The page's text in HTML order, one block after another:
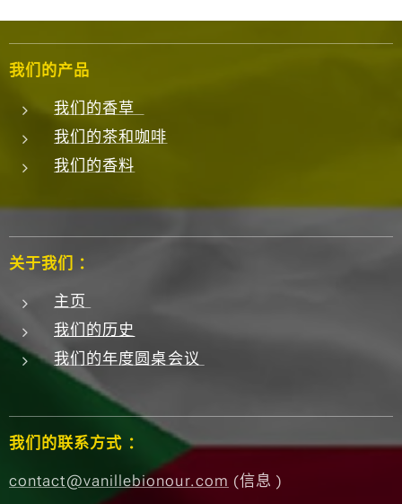
我们的产品
我们的香草
我们的茶和咖啡
我们的香料
关于我们 ：
主页
我们的历史
我们的年度圆桌会议
我们的联系方式 ：
contact@vanillebionour.com (信息 )